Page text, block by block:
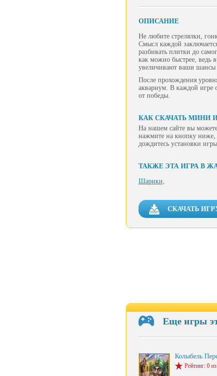
ОПИСАНИЕ
Не любите стрелялки,
Смысл каждой
разбивать плитки до
как можно быстрее, ведь
увеличивают ваши шансы
После прохождения
аквариум. В каждой игре
от победы.
КАК СКАЧАТЬ МИНИ
На нашем сайте вы
нажмите на кнопку ниже,
дождитесь установки
ТАКЖЕ ЭТА ИГРА В
Шарики,
СКАЧАТЬ
Еще игры
Колыбель
Рейтинг: 0